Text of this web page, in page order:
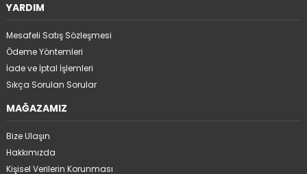
YARDIM
Mesafeli Satış Sözleşmesi
Ödeme Yöntemleri
İade ve İptal İşlemleri
Sıkça Sorulan Sorular
MAĞAZAMIZ
Bize Ulaşın
Hakkımızda
Kişisel Verilerin Korunması